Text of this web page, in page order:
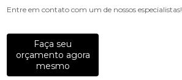
Entre em contato com um de nossos especialistas!
Faça seu
orçamento agora
mesmo